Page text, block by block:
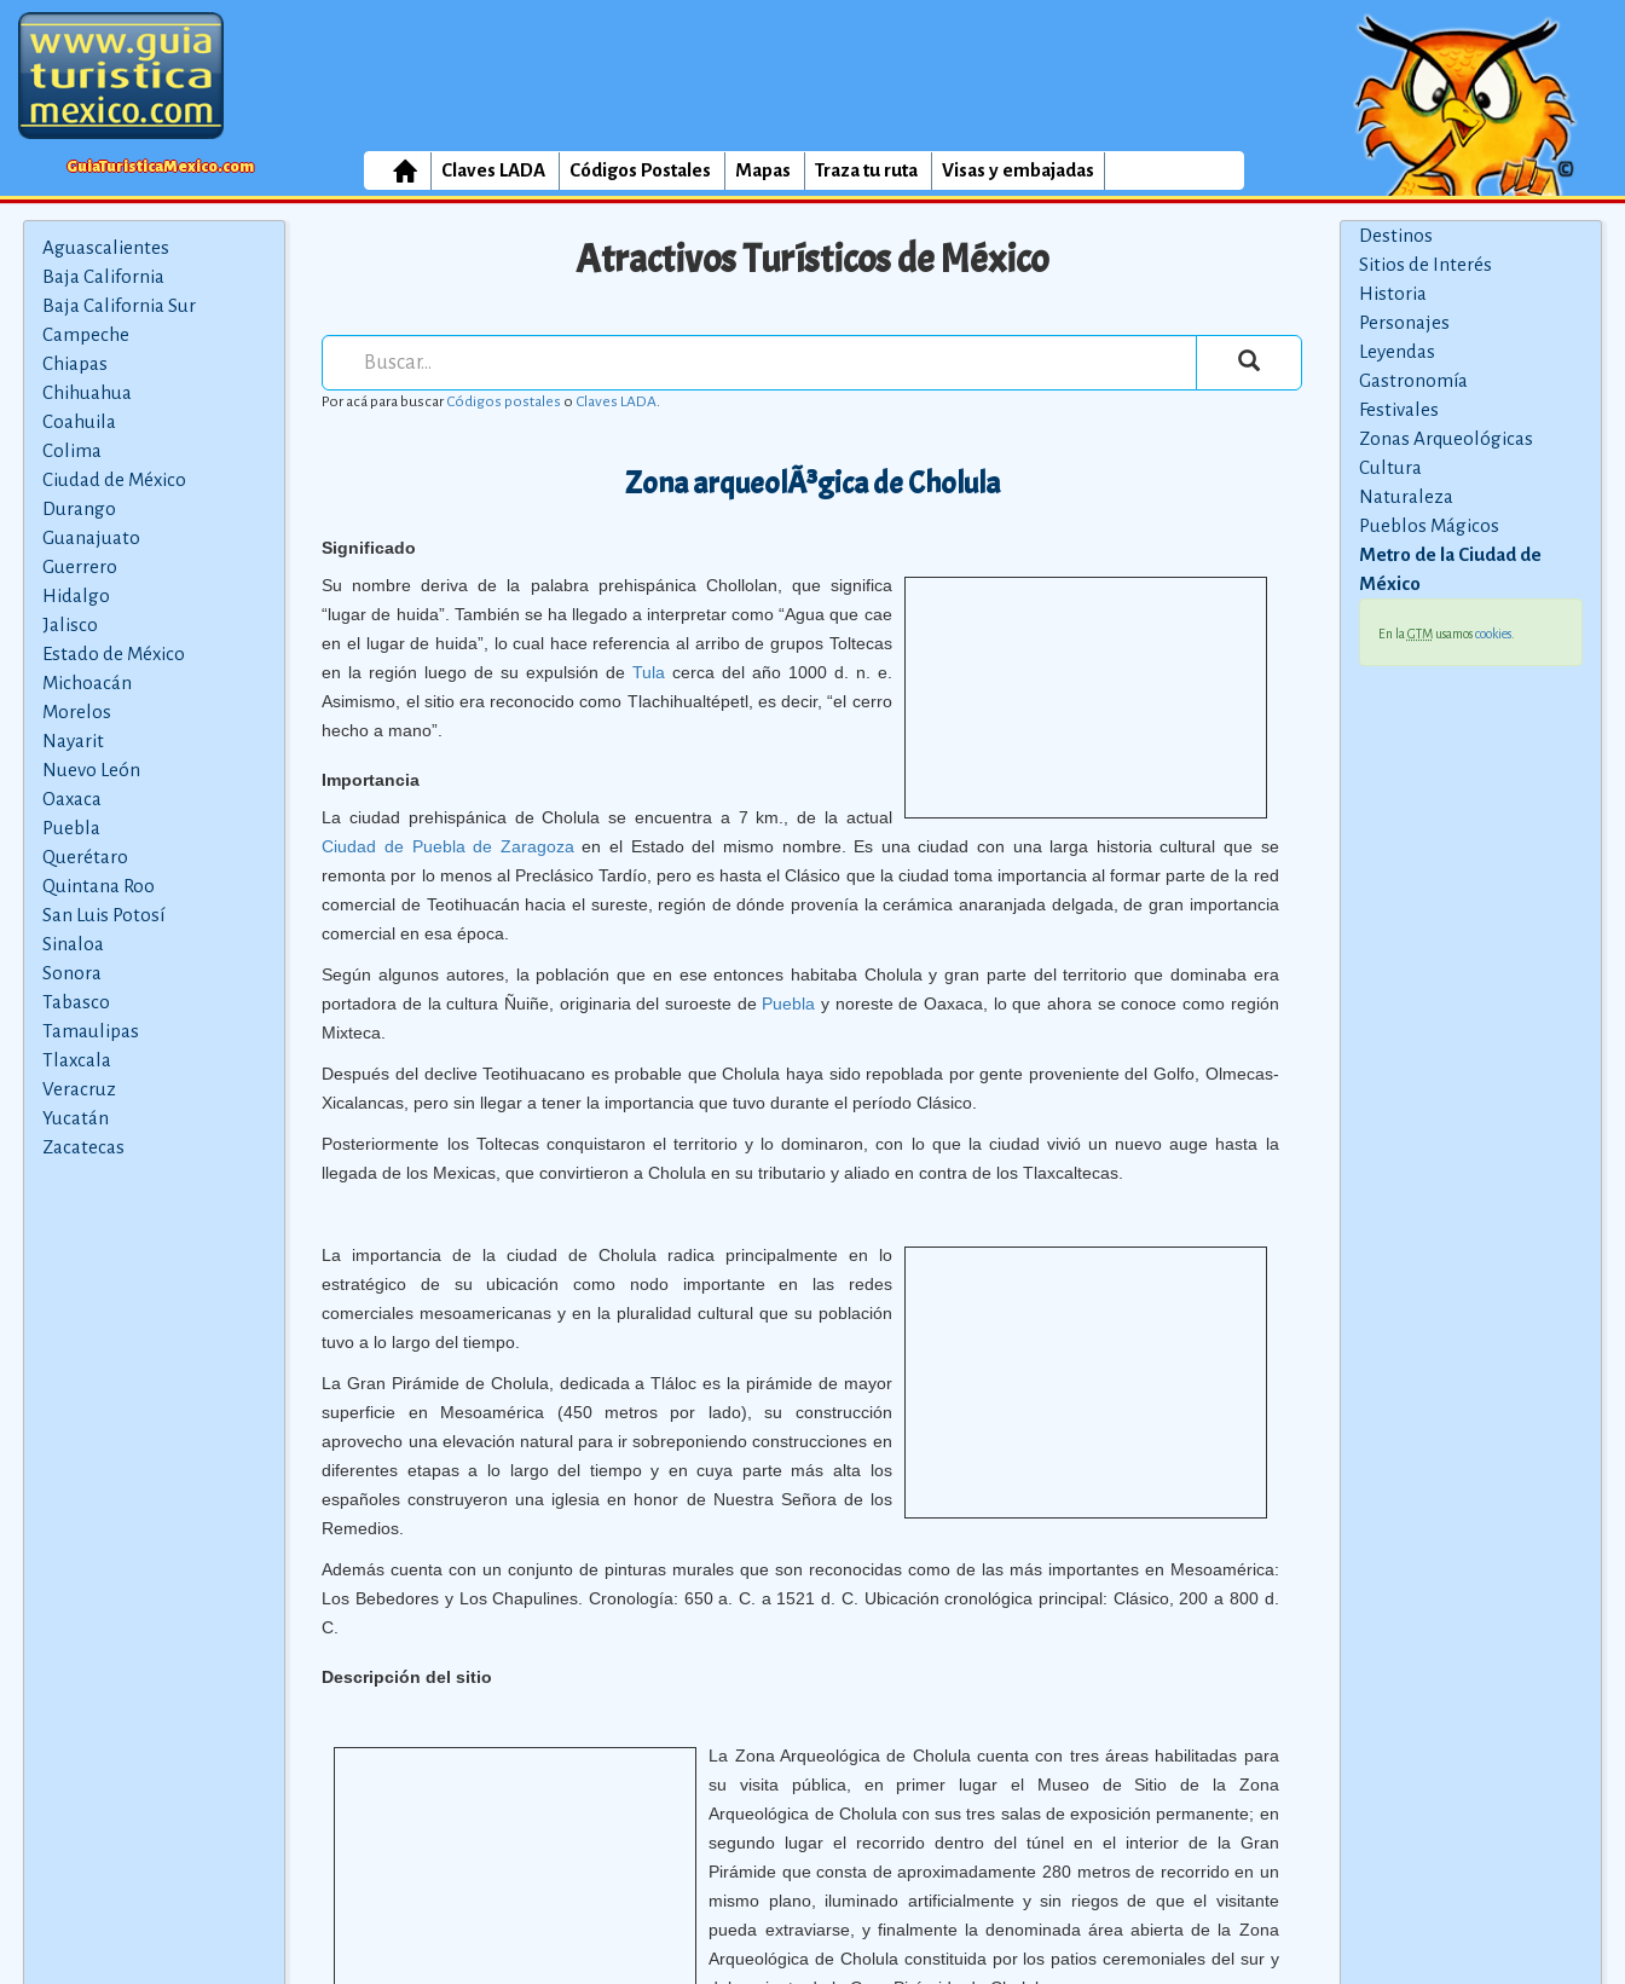
GuiaTuristicaMexico.com Claves LADA Códigos Postales Mapas Traza tu ruta Visas y embajadas
Aguascalientes
Baja California
Baja California Sur
Campeche
Chiapas
Chihuahua
Coahuila
Colima
Ciudad de México
Durango
Guanajuato
Guerrero
Hidalgo
Jalisco
Estado de México
Michoacán
Morelos
Nayarit
Nuevo León
Oaxaca
Puebla
Querétaro
Quintana Roo
San Luis Potosí
Sinaloa
Sonora
Tabasco
Tamaulipas
Tlaxcala
Veracruz
Yucatán
Zacatecas
Destinos
Sitios de Interés
Historia
Personajes
Leyendas
Gastronomía
Festivales
Zonas Arqueológicas
Cultura
Naturaleza
Pueblos Mágicos
Metro de la Ciudad de
México
En la GTMusamoscookies.
Atractivos Turísticos de México
Por acá para buscarCódigos postales o Claves LADA.
Zona arqueolÃ³gica de Cholula
Significado
Su nombre deriva de la palabra prehispánica Chollolan, que significa
“lugar de huida”. También se ha llegado a interpretar como “Agua que cae
en el lugar de huida”, lo cual hace referencia al arribo de grupos Toltecas
en la región luego de su expulsión de Tula cerca del año 1000 d. n. e.
Asimismo, el sitio era reconocido como Tlachihualtépetl, es decir, “el cerro
hecho a mano”.
Importancia
La ciudad prehispánica de Cholula se encuentra a 7 km., de la actual
Ciudad de Puebla de Zaragoza en el Estado del mismo nombre. Es una ciudad con una larga historia cultural que se
remonta por lo menos al Preclásico Tardío, pero es hasta el Clásico que la ciudad toma importancia al formar parte de la red
comercial de Teotihuacán hacia el sureste, región de dónde provenía la cerámica anaranjada delgada, de gran importancia
comercial en esa época.
Según algunos autores, la población que en ese entonces habitaba Cholula y gran parte del territorio que dominaba era
portadora de la cultura Ñuiñe, originaria del suroeste de Puebla y noreste de Oaxaca, lo que ahora se conoce como región
Mixteca.
Después del declive Teotihuacano es probable que Cholula haya sido repoblada por gente proveniente del Golfo, Olmecas-
Xicalancas, pero sin llegar a tener la importancia que tuvo durante el período Clásico.
Posteriormente los Toltecas conquistaron el territorio y lo dominaron, con lo que la ciudad vivió un nuevo auge hasta la
llegada de los Mexicas, que convirtieron a Cholula en su tributario y aliado en contra de los Tlaxcaltecas.
La importancia de la ciudad de Cholula radica principalmente en lo
estratégico de su ubicación como nodo importante en las redes
comerciales mesoamericanas y en la pluralidad cultural que su población
tuvo a lo largo del tiempo.
La Gran Pirámide de Cholula, dedicada a Tláloc es la pirámide de mayor
superficie en Mesoamérica (450 metros por lado), su construcción
aprovecho una elevación natural para ir sobreponiendo construcciones en
diferentes etapas a lo largo del tiempo y en cuya parte más alta los
españoles construyeron una iglesia en honor de Nuestra Señora de los
Remedios.
Además cuenta con un conjunto de pinturas murales que son reconocidas como de las más importantes en Mesoamérica:
Los Bebedores y Los Chapulines. Cronología: 650 a. C. a 1521 d. C. Ubicación cronológica principal: Clásico, 200 a 800 d.
C.
Descripción del sitio
La Zona Arqueológica de Cholula cuenta con tres áreas habilitadas para
su visita pública, en primer lugar el Museo de Sitio de la Zona
Arqueológica de Cholula con sus tres salas de exposición permanente; en
segundo lugar el recorrido dentro del túnel en el interior de la Gran
Pirámide que consta de aproximadamente 280 metros de recorrido en un
mismo plano, iluminado artificialmente y sin riegos de que el visitante
pueda extraviarse, y finalmente la denominada área abierta de la Zona
Arqueológica de Cholula constituida por los patios ceremoniales del sur y